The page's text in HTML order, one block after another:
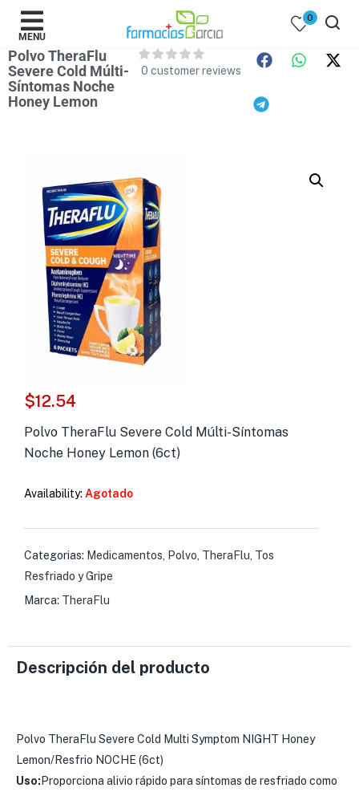
y Belleza )
Populares )
y Suplementos )
MENU
0
Polvo TheraFlu
Severe Cold Múlti-
Síntomas Noche
Honey Lemon
0 customer reviews
$12.54
Polvo TheraFlu Severe Cold Múlti-Síntomas
Noche Honey Lemon (6ct)
Availability: Agotado
Categorias: Medicamentos Polvo TheraFlu Tos
Resfriado y Gripe
Marca: TheraFlu
Descripción del producto
Polvo TheraFlu Severe Cold Multi Symptom NIGHT Honey
Lemon/Resfrio NOCHE (6ct)
Uso: Proporciona alivio rápido para síntomas de resfriado como